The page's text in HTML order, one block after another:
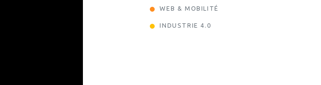
WEB & MOBILITÉ
INDUSTRIE 4.0